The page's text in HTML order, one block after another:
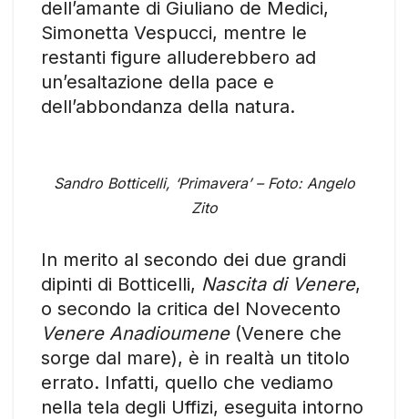
dell’amante di Giuliano de Medici,
Simonetta Vespucci, mentre le
restanti figure alluderebbero ad
un’esaltazione della pace e
dell’abbondanza della natura.
Sandro Botticelli, ‘Primavera’ – Foto: Angelo
Zito
In merito al secondo dei due grandi
dipinti di Botticelli, Nascita di Venere,
o secondo la critica del Novecento
Venere Anadioumene(Venere che
sorge dal mare), è in realtà un titolo
errato. Infatti, quello che vediamo
nella tela degli Uffizi, eseguita intorno